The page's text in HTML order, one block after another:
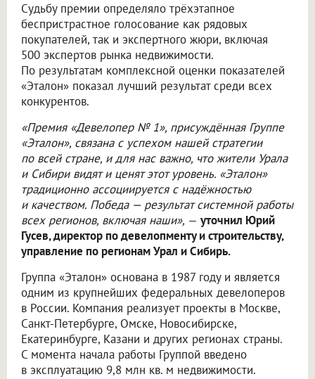
Судьбу премии определяло трёхэтапное
беспристрастное голосование как рядовых
покупателей, так и экспертного жюри, включая
500 экспертов рынка недвижимости.
По результатам комплексной оценки показателей
«Эталон» показал лучший результат среди всех
конкурентов.
«Премия «Девелопер № 1», присуждённая Группе
«Эталон», связана с успехом нашей стратегии
по всей стране, и для нас важно, что жители Урала
и Сибири видят и ценят этот уровень. «Эталон»
традиционно ассоциируется с надёжностью
и качеством. Победа — результат системной работы
всех регионов, включая наши», — уточнил Юрий
Гусев, директор по девелопменту и строительству,
управление по регионам Урал и Сибирь.
Группа «Эталон» основана в 1987 году и является
одним из крупнейших федеральных девелоперов
в России. Компания реализует проекты в Москве,
Санкт-Петербурге, Омске, Новосибирске,
Екатеринбурге, Казани и других регионах страны.
С момента начала работы Группой введено
в эксплуатацию 9,8 млн кв. м недвижимости.